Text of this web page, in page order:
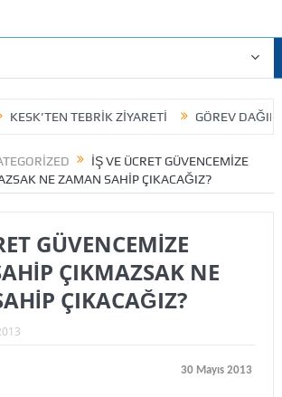
TEBRİK ZİYARETİ GÖREV DAĞILIMI VE
İŞ VE ÜCRET GÜVENCEMİZE
NE ZAMAN SAHİP ÇIKACAĞIZ?
GÜVENCEMİZE
ÇIKMAZSAK NE
ÇIKACAĞIZ?
30 Mayıs 2013